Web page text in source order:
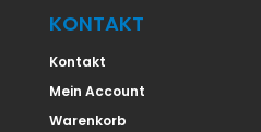
KONTAKT
Kontakt
Mein Account
Warenkorb